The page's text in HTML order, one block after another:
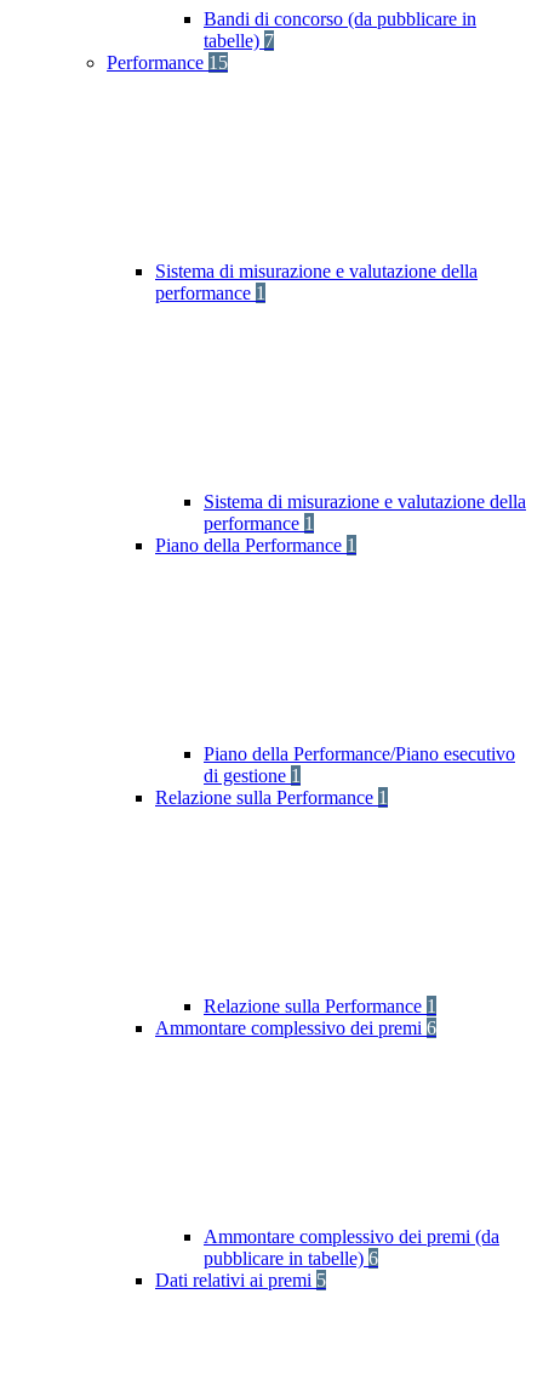
Bandi di concorso (da pubblicare in
tabelle) 7
Performance 15
Sistema di misurazione e valutazione della
performance 1
Sistema di misurazione e valutazione della
performance 1
Piano della Performance 1
Piano della Performance/Piano esecutivo
di gestione 1
Relazione sulla Performance 1
Relazione sulla Performance 1
Ammontare complessivo dei premi 6
Ammontare complessivo dei premi (da
pubblicare in tabelle) 6
Dati relativi ai premi 5